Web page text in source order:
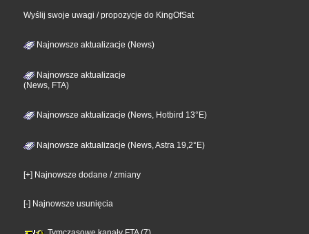
Wyślij swoje uwagi / propozycje do KingOfSat
Najnowsze aktualizacje (News)
Najnowsze aktualizacje
(News, FTA)
Najnowsze aktualizacje (News, Hotbird 13°E)
Najnowsze aktualizacje (News, Astra 19,2°E)
[+] Najnowsze dodane / zmiany
[-] Najnowsze usunięcia